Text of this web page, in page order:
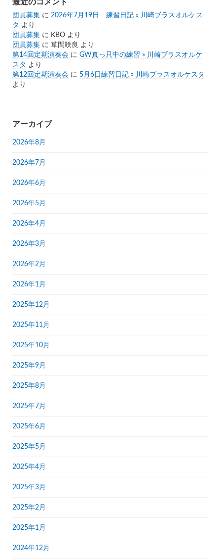
団員募集 に 2026年7月19日 練習日記 » 川崎ブラスオルケス
タ より
団員募集 に KBO より
団員募集 に 草間咲良 より
第14回定期演奏会 に GW真っ只中の練習 » 川崎ブラスオルケ
スタ より
第12回定期演奏会 に 5月6日練習日記 » 川崎ブラスオルケスタ
より
アーカイブ
2026年8月
2026年7月
2026年6月
2026年5月
2026年4月
2026年3月
2026年2月
2026年1月
2025年12月
2025年11月
2025年10月
2025年9月
2025年8月
2025年7月
2025年6月
2025年5月
2025年4月
2025年3月
2025年2月
2025年1月
2024年12月